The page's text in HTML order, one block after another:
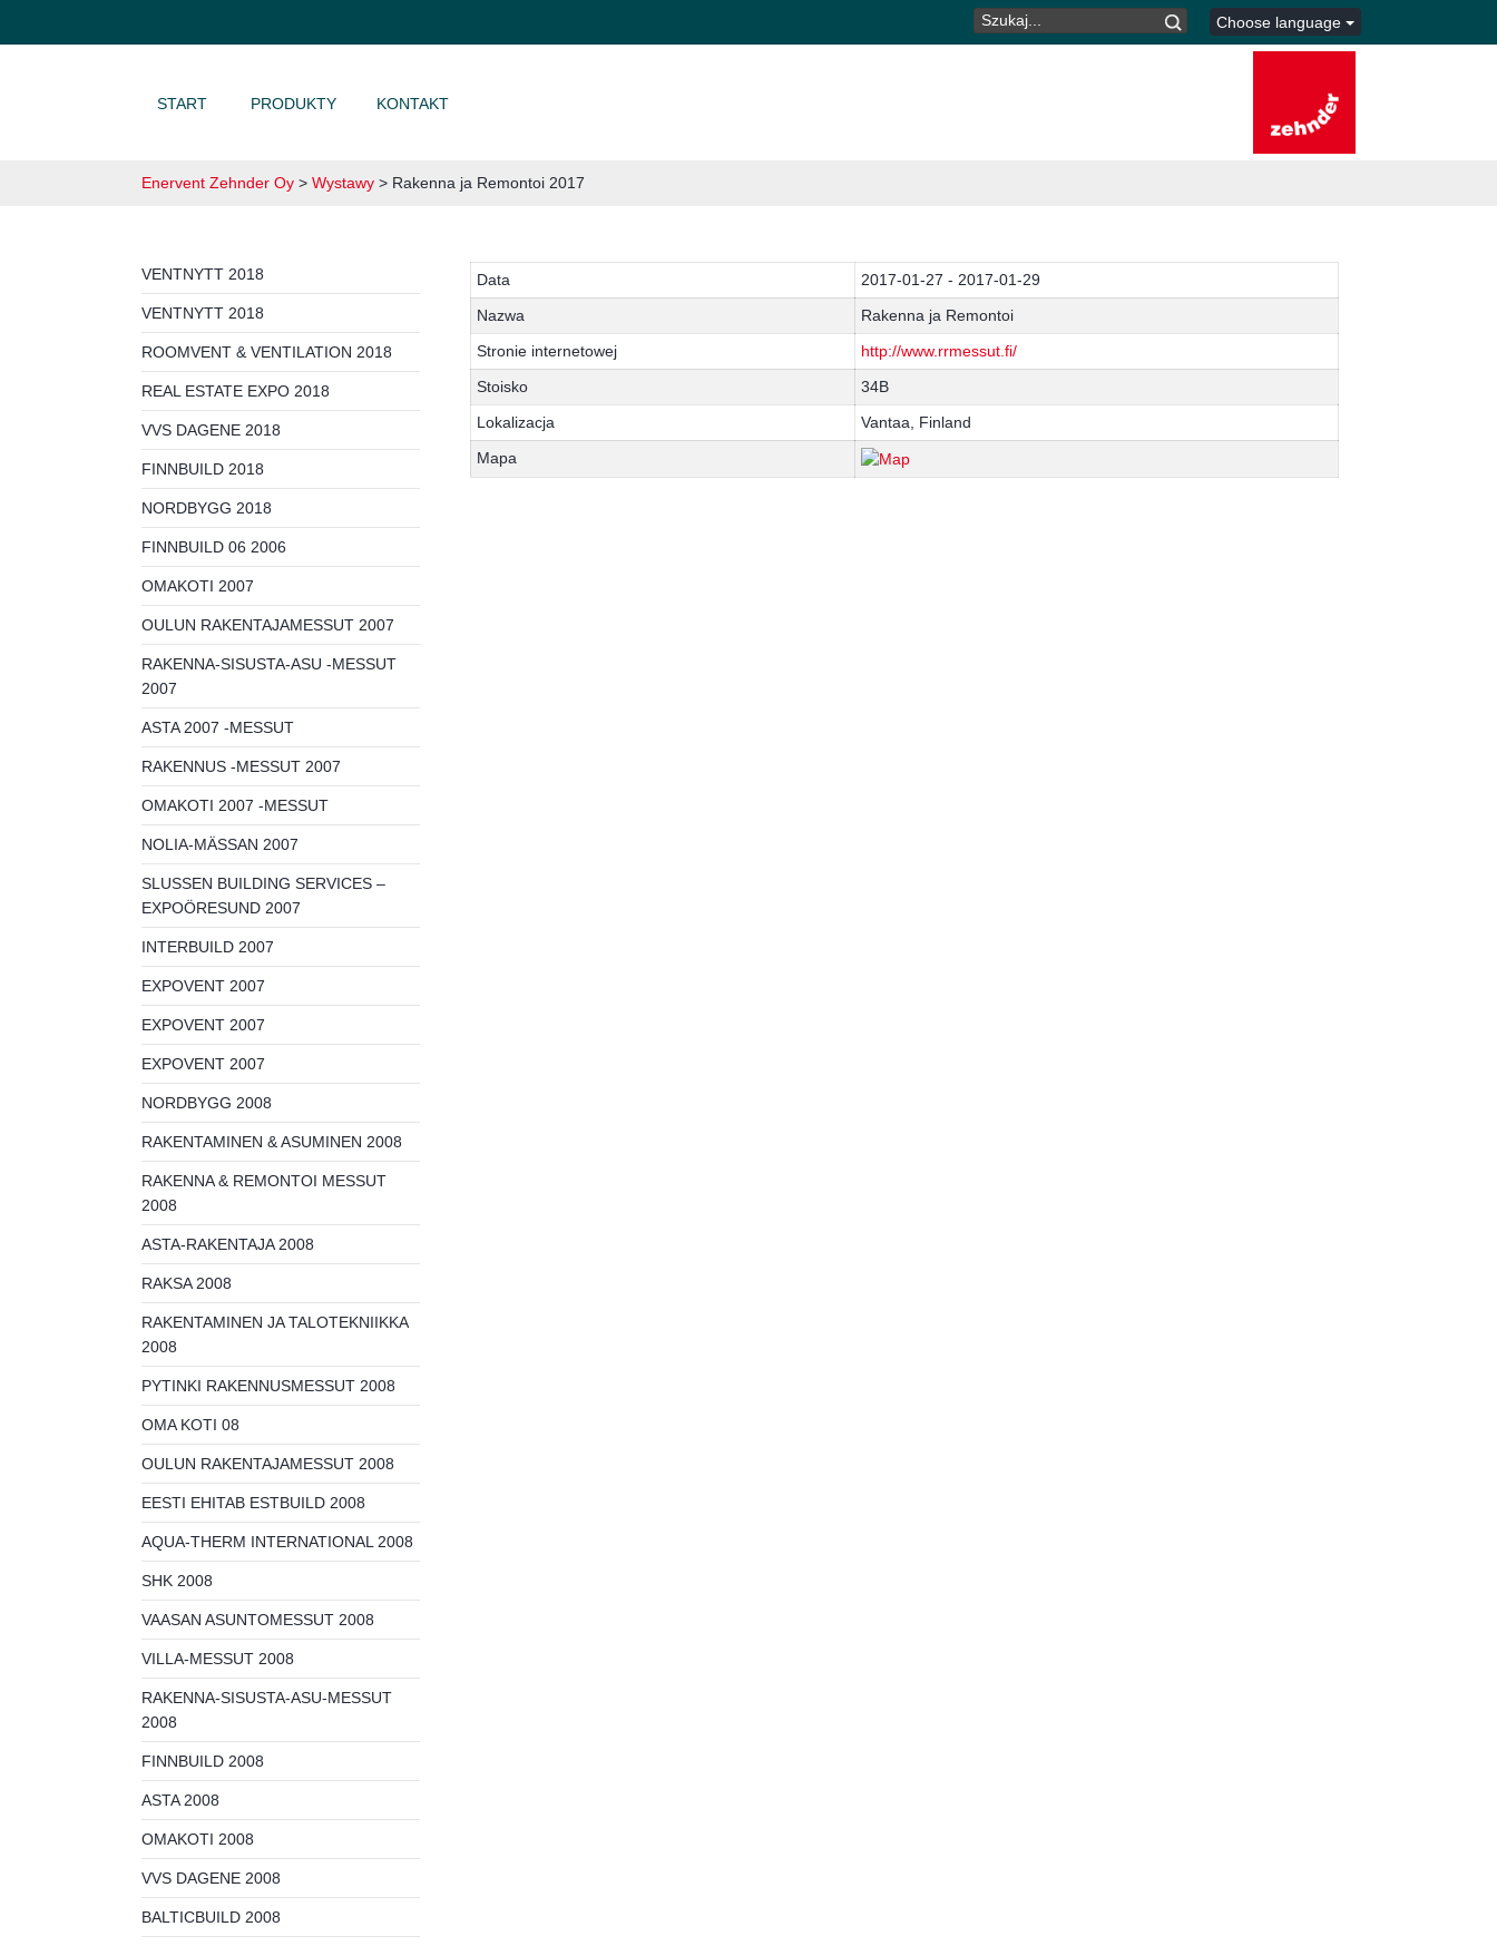
SZUKAJ: Choose language
START PRODUKTY KONTAKT
Enervent Zehnder Oy > Wystawy > Rakenna ja Remontoi 2017
VENTNYTT 2018
VENTNYTT 2018
ROOMVENT & VENTILATION 2018
REAL ESTATE EXPO 2018
VVS DAGENE 2018
FINNBUILD 2018
NORDBYGG 2018
FINNBUILD 06 2006
OMAKOTI 2007
OULUN RAKENTAJAMESSUT 2007
RAKENNA-SISUSTA-ASU -MESSUT
2007
ASTA 2007 -MESSUT
RAKENNUS -MESSUT 2007
OMAKOTI 2007 -MESSUT
NOLIA-MÄSSAN 2007
SLUSSEN BUILDING SERVICES –
EXPOÖRESUND 2007
INTERBUILD 2007
EXPOVENT 2007
EXPOVENT 2007
EXPOVENT 2007
NORDBYGG 2008
RAKENTAMINEN & ASUMINEN 2008
RAKENNA & REMONTOI MESSUT
2008
ASTA-RAKENTAJA 2008
RAKSA 2008
RAKENTAMINEN JA TALOTEKNIIKKA
2008
PYTINKI RAKENNUSMESSUT 2008
OMA KOTI 08
OULUN RAKENTAJAMESSUT 2008
EESTI EHITAB ESTBUILD 2008
AQUA-THERM INTERNATIONAL 2008
SHK 2008
VAASAN ASUNTOMESSUT 2008
VILLA-MESSUT 2008
RAKENNA-SISUSTA-ASU-MESSUT
2008
FINNBUILD 2008
ASTA 2008
OMAKOTI 2008
VVS DAGENE 2008
BALTICBUILD 2008
Data
2017-01-27 - 2017-01-29
Nazwa
Rakenna ja Remontoi
Stronie internetowej
http://www.rrmessut.fi/
Stoisko
34B
Lokalizacja
Vantaa, Finland
Mapa